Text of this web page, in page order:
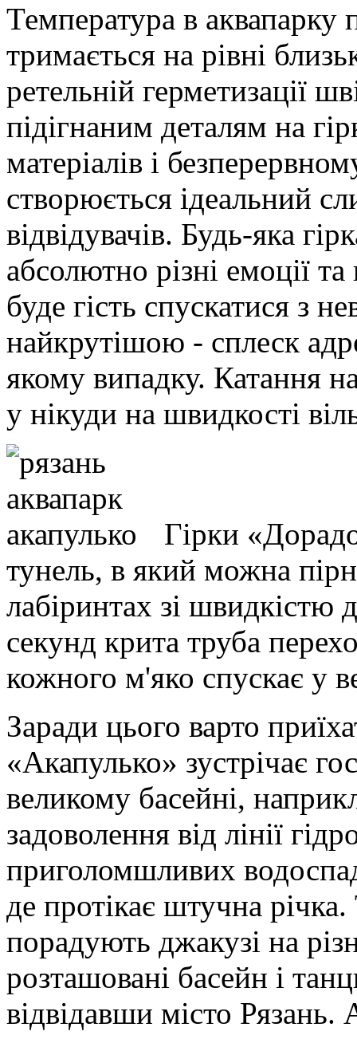
Температура в аквапарку
тримається на рівні
ретельній герметизації
підігнаним деталям на
матеріалів і
створюється ідеальний
відвідувачів. Будь-яка
абсолютно різні емоції
буде гість спускатися з
найкрутішою - сплеск
якому випадку. Катання
у нікуди на швидкості
Гірки
тунель, в який можна
лабіринтах зі швидкістю
секунд крита труба
кожного м'яко спускає у
Заради цього варто
«Акапулько» зустрічає
великому басейні,
задоволення від лінії
приголомшливих
де протікає штучна
порадують джакузі на
розташовані басейн і
відвідавши місто